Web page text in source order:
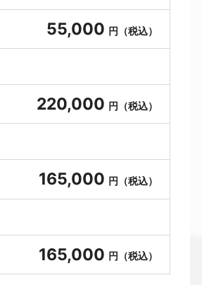
55,000 円（税込）
220,000 円（税込）
165,000 円（税込）
165,000 円（税込）